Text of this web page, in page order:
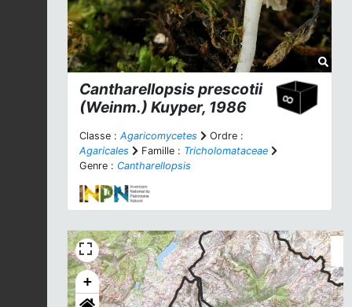
Cantharellopsis prescotii
(Weinm.) Kuyper, 1986
Classe : Agaricomycetes
Ordre :
Agaricales
Famille : Tricholomataceae
Genre : Cantharellopsis
+